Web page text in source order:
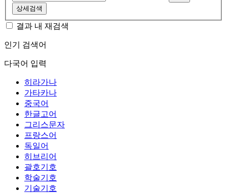
상세검색
결과 내 재검색
인기 검색어
다국어 입력
히라가나
가타카나
중국어
한글고어
그리스문자
프랑스어
독일어
히브리어
괄호기호
학술기호
기술기호